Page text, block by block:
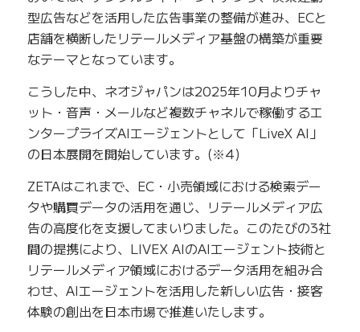
型広告などを活用した広告事業の整備が進み、ECと
店舗を横断したリテールメディア基盤の構築が重要
なテーマとなっています。
こうした中、ネオジャパンは2025年10月よりチャ
ット・音声・メールなど複数チャネルで稼働するエ
ンタープライズAIエージェントとして「LiveX AI」
の日本展開を開始しています。(※4)
ZETAはこれまで、EC・小売領域における検索デー
タや購買データの活用を通じ、リテールメディア広
告の高度化を支援してまいりました。このたびの3社
間の提携により、LIVEX AIのAIエージェント技術と
リテールメディア領域におけるデータ活用を組み合
わせ、AIエージェントを活用した新しい広告・接客
体験の創出を日本市場で推進いたします。